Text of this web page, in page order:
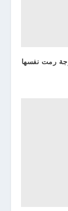
رمت نفسها